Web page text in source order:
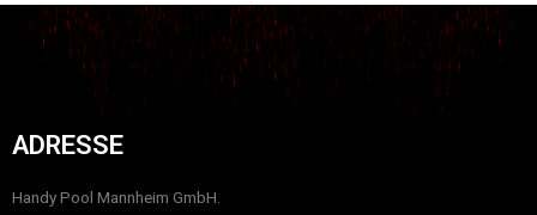
ADRESSE
Handy Pool Mannheim GmbH.